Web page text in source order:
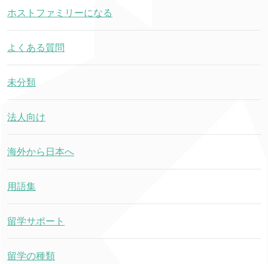
ホストファミリーになる
よくある質問
未分類
法人向け
海外から日本へ
用語集
留学サポート
留学の種類